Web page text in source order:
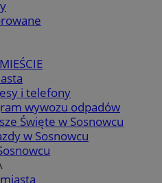
i telefony
wywozu odpadów
Święte w Sosnowcu
w Sosnowcu